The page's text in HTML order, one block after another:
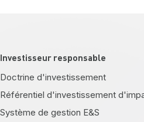
Investisseur responsable
Doctrine d'investissement
Référentiel d'investissement
Système de gestion E&S